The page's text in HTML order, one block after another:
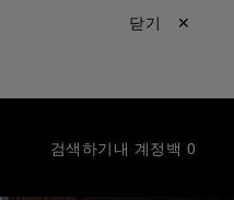
닫기 ✕
검색하기 내 계정 백 0